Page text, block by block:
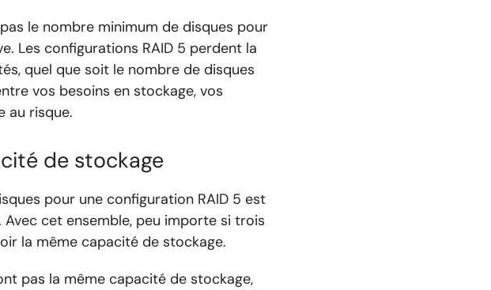
le nombre minimum de disques pour
Les configurations RAID 5 perdent la
quel que soit le nombre de disques
vos besoins en stockage, vos
au risque.
de stockage
pour une configuration RAID 5 est
cet ensemble, peu importe si trois
la même capacité de stockage.
pas la même capacité de stockage,